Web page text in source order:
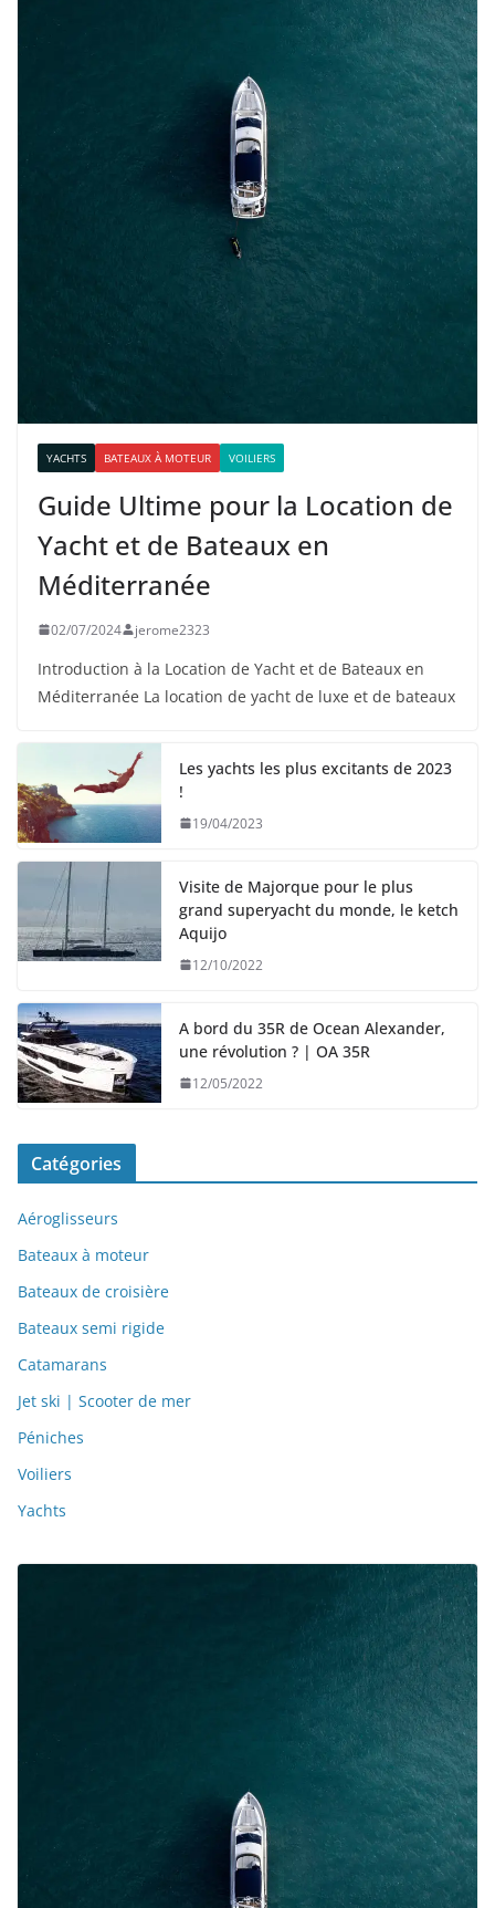
YACHTS BATEAUX À MOTEUR VOILIERS
Guide Ultime pour la Location de
Yacht et de Bateaux en
Méditerranée
02/07/2024 jerome2323
Introduction à la Location de Yacht et de Bateaux en
Méditerranée La location de yacht de luxe et de bateaux
Les yachts les plus excitants de 2023
!
19/04/2023
Visite de Majorque pour le plus
grand superyacht du monde, le ketch
Aquijo
12/10/2022
A bord du 35R de Ocean Alexander,
une révolution ? | OA 35R
12/05/2022
Catégories
Aéroglisseurs
Bateaux à moteur
Bateaux de croisière
Bateaux semi rigide
Catamarans
Jet ski | Scooter de mer
Péniches
Voiliers
Yachts